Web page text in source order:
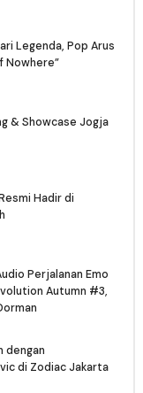
Legenda, Pop Arus
Nowhere”
& Showcase Jogja
Hadir di
Perjalanan Emo
Autumn #3,
dengan
di Zodiac Jakarta